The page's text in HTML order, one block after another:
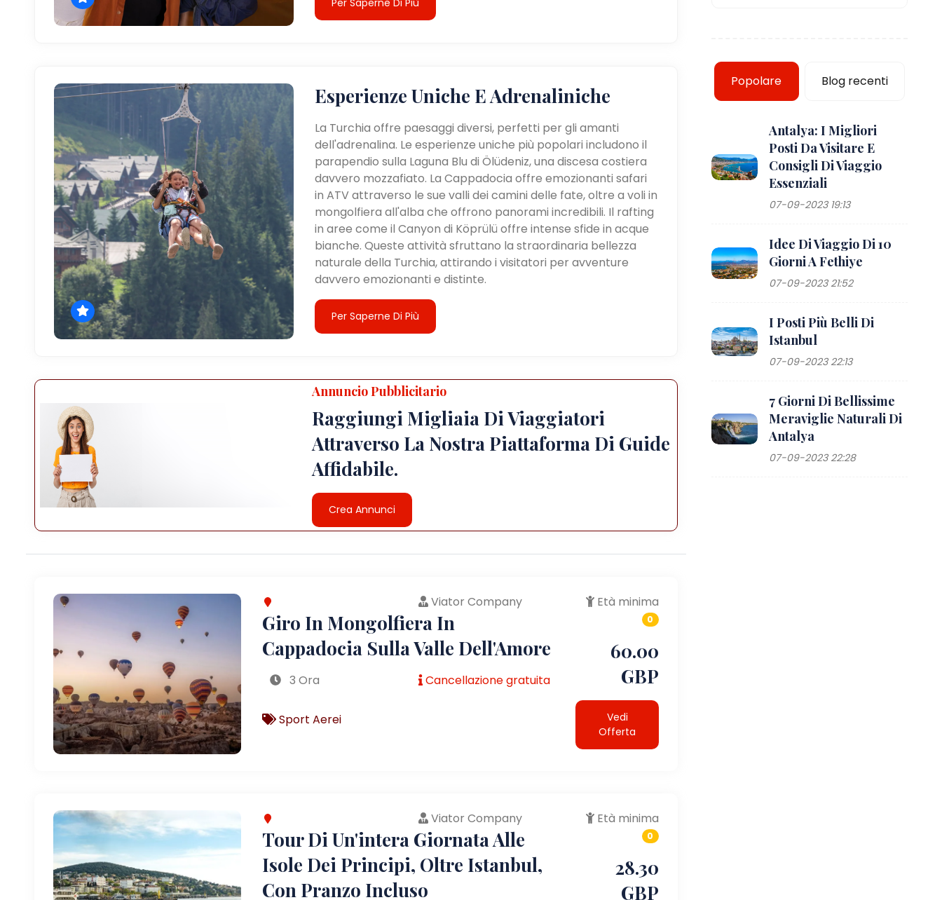
Esperienze Uniche E Adrenaliniche
La Turchia offre paesaggi diversi, perfetti per gli amanti
dell'adrenalina. Le esperienze uniche più popolari includono il
parapendio sulla Laguna Blu di Ölüdeniz, una discesa costiera
davvero mozzafiato. La Cappadocia offre emozionanti safari
in ATV attraverso le sue valli dei camini delle fate, oltre a voli in
mongolfiera all'alba che offrono panorami incredibili. Il rafting
in aree come il Canyon di Köprülü offre intense sfide in acque
bianche. Queste attività sfruttano la straordinaria bellezza
naturale della Turchia, attirando i visitatori per avventure
davvero emozionanti e distinte.
Per Saperne Di Più
Annuncio Pubblicitario
Raggiungi Migliaia Di Viaggiatori
Attraverso La Nostra Piattaforma Di Guide
Affidabile.
Crea Annunci
Viator Company
Giro In Mongolfiera In
Cappadocia Sulla Valle Dell'Amore
3 Ora Cancellazione gratuita
Sport Aerei
Età minima
0
60.00
GBP
Vedi
Offerta
Viator Company
Tour Di Un'intera Giornata Alle
Isole Dei Principi, Oltre Istanbul,
Con Pranzo Incluso
Età minima
0
28.30
GBP
Popolare Blog recenti
Antalya: I Migliori
Posti Da Visitare E
Consigli Di Viaggio
Essenziali
07-09-2023 19:13
Idee Di Viaggio Di 10
Giorni A Fethiye
07-09-2023 21:52
I Posti Più Belli Di
Istanbul
07-09-2023 22:13
7 Giorni Di Bellissime
Meraviglie Naturali Di
Antalya
07-09-2023 22:28